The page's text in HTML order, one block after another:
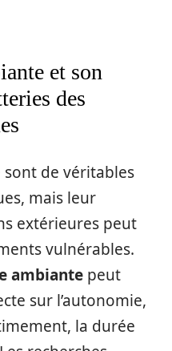
et son
des
de véritables
mais leur
extérieures peut
vulnérables.
ambiante peut
sur l’autonomie,
la durée